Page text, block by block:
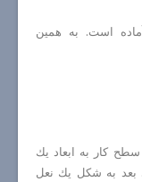
است. به همين
كار به ابعاد يك
بعد به شكل يك نعل